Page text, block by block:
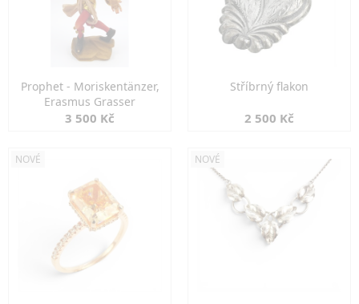
Prophet - Moriskentänzer,
Erasmus Grasser
3 500 Kč
Stříbrný flakon
2 500 Kč
NOVÉ NOVÉ